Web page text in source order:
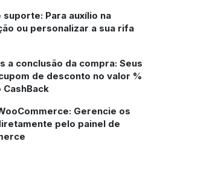
Para auxílio na
ou personalizar a sua rifa
a conclusão da compra: Seus
de desconto no valor %
Gerencie os
pelo painel de